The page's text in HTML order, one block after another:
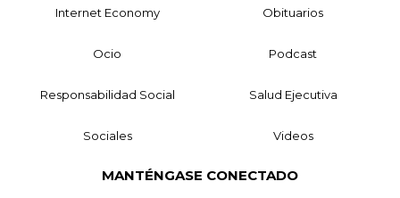
Internet Economy Obituarios
Ocio Podcast
Responsabilidad Social Salud Ejecutiva
Sociales Videos
MANTÉNGASE CONECTADO